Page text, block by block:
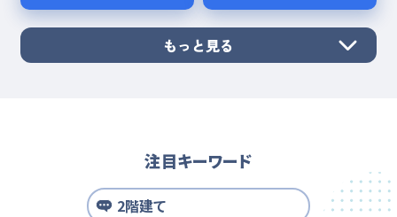
もっと見る
注目キーワード
2階建て